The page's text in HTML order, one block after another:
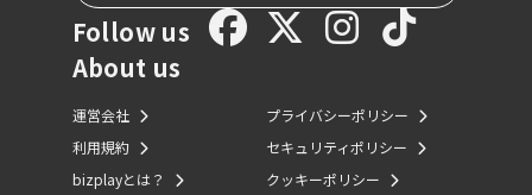
Follow us
About us
運営会社
利用規約
bizplayとは？
プライバシーポリシー
セキュリティポリシー
クッキーポリシー